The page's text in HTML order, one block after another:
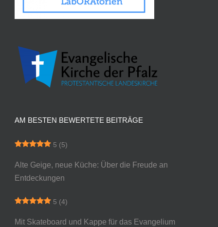
AM BESTEN BEWERTETE BEITRÄGE
5 (5)
Alte Geige, neue Küche: Über die Freude an
Entdeckungen
5 (4)
Mit Skateboard und Kappe für das Evangelium